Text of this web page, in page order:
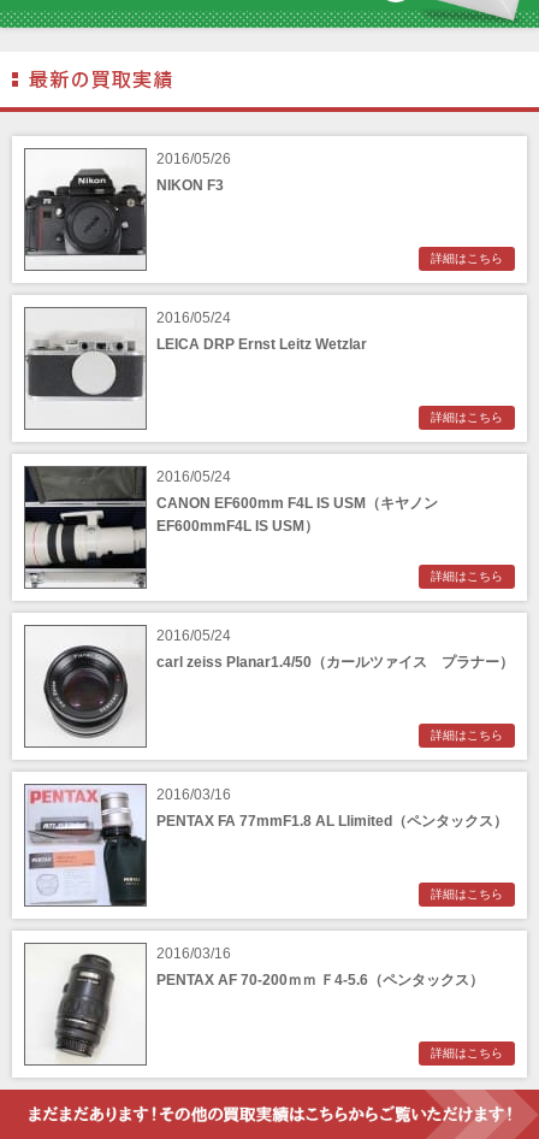
2016/05/26
NIKON F3
詳細はこちら
2016/05/24
LEICA DRP Ernst Leitz Wetzlar
詳細はこちら
2016/05/24
CANON EF600mm F4L IS USM（キヤノン
EF600mmF4L IS USM）
詳細はこちら
2016/05/24
carl zeiss Planar1.4/50（カールツァイス プラナー）
詳細はこちら
2016/03/16
PENTAX FA 77mmF1.8 AL Llimited（ペンタックス）
詳細はこちら
2016/03/16
PENTAX AF 70-200ｍｍ Ｆ4-5.6（ペンタックス）
詳細はこちら